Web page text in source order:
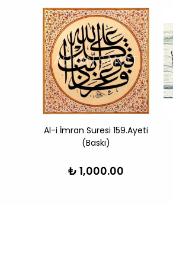
Al-i İmran Suresi 159.Ayeti
(Baskı)
₺ 1,000.00